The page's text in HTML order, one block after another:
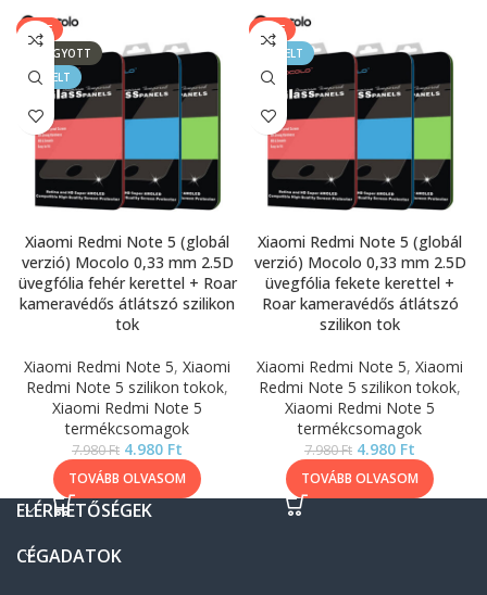
SALE
ELFOGYOTT
KIEMELT
Xiaomi Redmi Note 5 (globál
verzió) Mocolo 0,33 mm 2.5D
üvegfólia fehér kerettel + Roar
kameravédős átlátszó szilikon
tok
Xiaomi Redmi Note 5, Xiaomi
Redmi Note 5 szilikon tokok,
Xiaomi Redmi Note 5
termékcsomagok
7.980Ft 4.980 Ft
TOVÁBB OLVASOM
SALE
KIEMELT
Xiaomi Redmi Note 5 (globál
verzió) Mocolo 0,33 mm 2.5D
üvegfólia fekete kerettel +
Roar kameravédős átlátszó
szilikon tok
Xiaomi Redmi Note 5, Xiaomi
Redmi Note 5 szilikon tokok,
Xiaomi Redmi Note 5
termékcsomagok
7.980Ft 4.980 Ft
TOVÁBB OLVASOM
ELÉRHETŐSÉGEK
CÉGADATOK